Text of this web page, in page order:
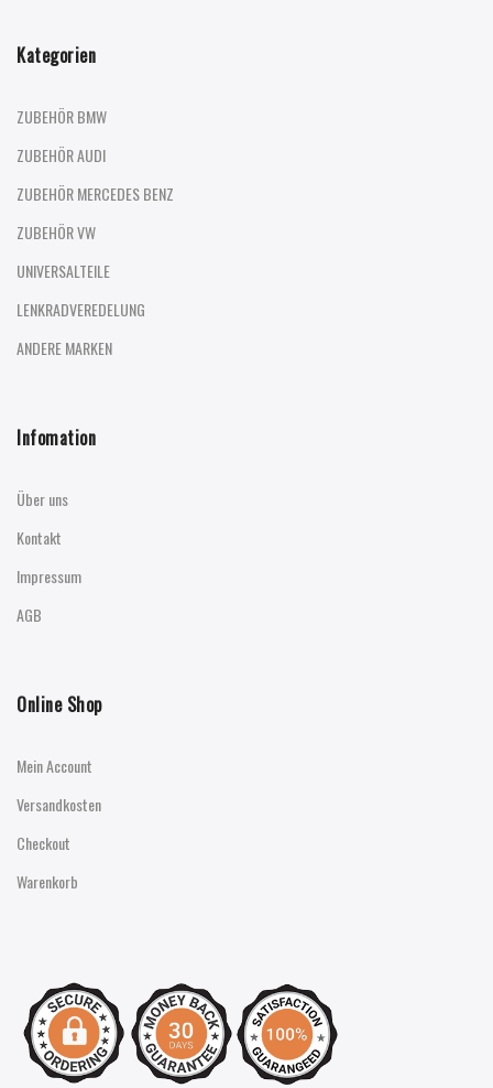
Kategorien
ZUBEHÖR BMW
ZUBEHÖR AUDI
ZUBEHÖR MERCEDES BENZ
ZUBEHÖR VW
UNIVERSALTEILE
LENKRADVEREDELUNG
ANDERE MARKEN
Infomation
Über uns
Kontakt
Impressum
AGB
Online Shop
Mein Account
Versandkosten
Checkout
Warenkorb